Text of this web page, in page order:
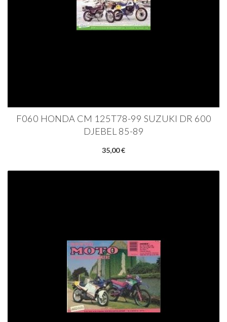
F060 HONDA CM 125T78-99 SUZUKI DR 600
DJEBEL 85-89
35,00 €